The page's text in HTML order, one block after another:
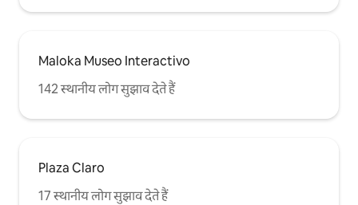
Maloka Museo Interactivo
142 स्थानीय लोग सुझाव देते हैं
Plaza Claro
17 स्थानीय लोग सुझाव देते हैं